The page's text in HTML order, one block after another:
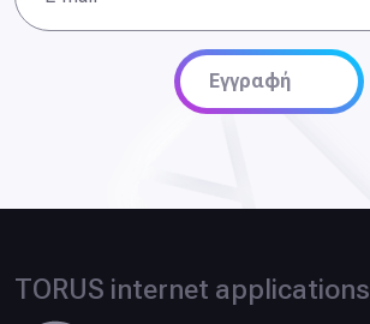
Εγγραφή
TORUS internet applications